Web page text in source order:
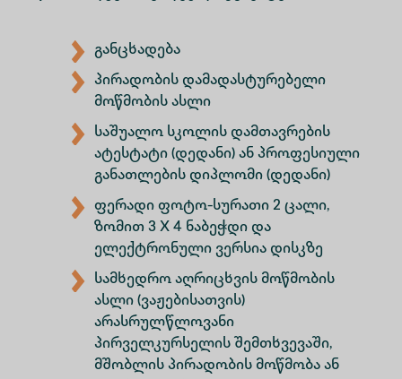
განცხადება
პირადობის დამადასტურებელი
მოწმობის ასლი
საშუალო სკოლის დამთავრების
ატესტატი (დედანი) ან პროფესიული
განათლების დიპლომი (დედანი)
ფერადი ფოტო-სურათი 2 ცალი,
ზომით 3 X 4 ნაბეჭდი და
ელექტრონული ვერსია დისკზე
სამხედრო აღრიცხვის მოწმობის
ასლი (ვაჟებისათვის)
არასრულწლოვანი
პირველკურსელის შემთხვევაში,
მშობლის პირადობის მოწმობა ან